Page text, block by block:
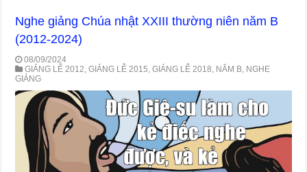
Nghe giảng Chúa nhật XXIII thường niên năm B
(2012-2024)
08/09/2024
GIẢNG LỄ 2012 ,GIẢNG LỄ 2015 ,GIẢNG LỄ 2018 NĂM B NGHE
GIẢNG